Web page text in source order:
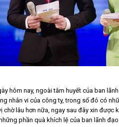
hôm nay, ngoài tâm huyết của ban
nhân vi của công ty, trong số đó có
chờ lâu hơn nữa, ngay sau đây xin
phần quà khích lệ của ban lãnh